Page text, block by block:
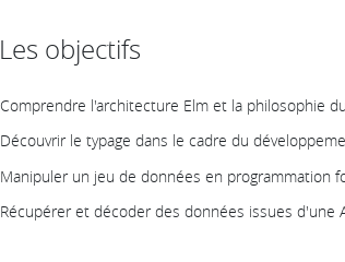
Les objectifs
Comprendre l'architecture Elm et la philosophie
Découvrir le typage dans le cadre du
Manipuler un jeu de données en programmation
Récupérer et décoder des données issues d'une